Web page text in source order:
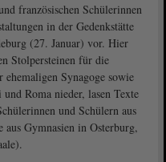
französischen Schülerinnen
in der Gedenkstätte
(27. Januar) vor. Hier
Stolpersteinen für die
Synagoge sowie
Roma nieder, lasen Texte
und Schülern aus
Gymnasien in Osterburg,